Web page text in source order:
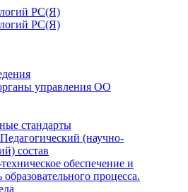
управления ОО
стандарты
(научно-
состав
обеспечение и
процесса.